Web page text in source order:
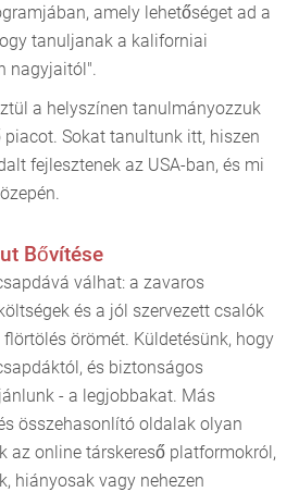
amely lehetőséget ad a
tanuljanak a kaliforniai
nagyjaitól".
a helyszínen tanulmányozzuk
Sokat tanultunk itt, hiszen
fejlesztenek az USA-ban, és mi
Bővítése
válhat: a zavaros
és a jól szervezett csalók
örömét. Küldetésünk, hogy
és biztonságos
- a legjobbakat. Más
összehasonlító oldalak olyan
az online társkereső platformokról,
hiányosak vagy nehezen